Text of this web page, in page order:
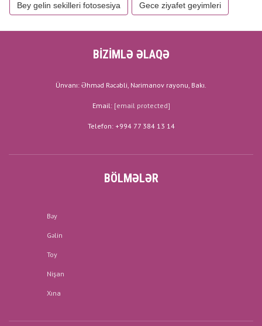
Bey gelin sekilleri fotosesiya Gece ziyafet geyimleri
BİZİMLƏ ƏLAQƏ
Ünvanı: Əhməd Rəcəbli, Nərimanov rayonu, Bakı.
Email: [email protected]
Telefon: +994 77 384 13 14
BÖLMƏLƏR
Bəy
Gəlin
Toy
Nişan
Xına